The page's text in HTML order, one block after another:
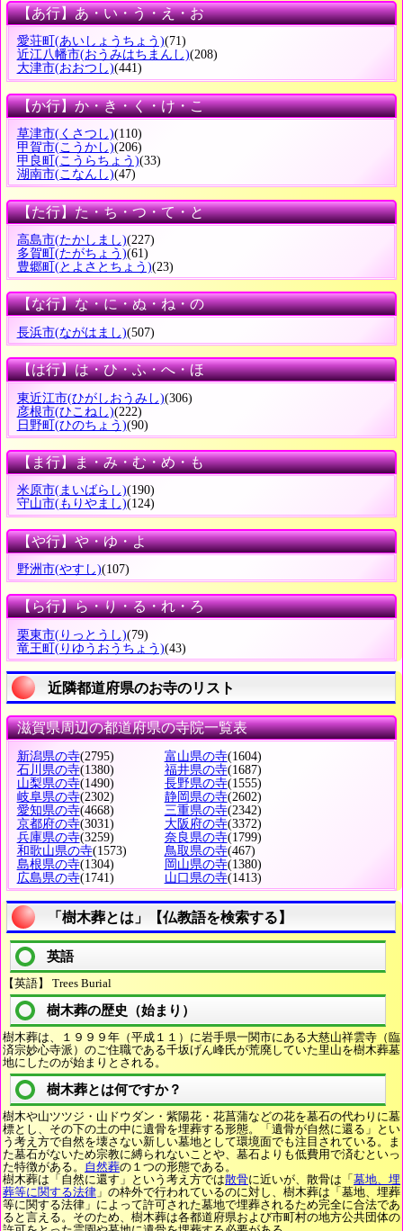
【あ行】あ・い・う・え・お
愛荘町 (あいしょうちょう)(71)
近江八幡市(おうみはちまんし)(208)
大津市(おおつし)(441)
【か行】か・き・く・け・こ
草津市(くさつし)(110)
甲賀市(こうかし)(206)
甲良町 (こうらちょう)(33)
湖南市(こなんし)(47)
【た行】た・ち・つ・て・と
高島市(たかしまし)(227)
多賀町 (たがちょう)(61)
豊郷町 (とよさとちょう)(23)
【な行】な・に・ぬ・ね・の
長浜市(ながはまし)(507)
【は行】は・ひ・ふ・へ・ほ
東近江市(ひがしおうみし)(306)
彦根市(ひこねし)(222)
日野町(ひのちょう)(90)
【ま行】ま・み・む・め・も
米原市(まいばらし)(190)
守山市(もりやまし)(124)
【や行】や・ゆ・よ
野洲市(やすし)(107)
【ら行】ら・り・る・れ・ろ
栗東市(りっとうし)(79)
竜王町 (りゆうおうちょう)(43)
近隣都道府県のお寺のリスト
滋賀県周辺の都道府県の寺院一覧表
新潟県の寺(2795) 富山県の寺(1604)
石川県の寺(1380) 福井県の寺(1687)
山梨県の寺(1490) 長野県の寺(1555)
岐阜県の寺(2302) 静岡県の寺(2602)
愛知県の寺(4668) 三重県の寺(2342)
京都府の寺(3031) 大阪府の寺(3372)
兵庫県の寺(3259) 奈良県の寺(1799)
和歌山県の寺(1573) 鳥取県の寺(467)
島根県の寺(1304) 岡山県の寺(1380)
広島県の寺(1741) 山口県の寺(1413)
「樹木葬とは」【仏教語を検索する】
英語
【英語】 Trees Burial
樹木葬の歴史（始まり）
樹木葬は、１９９９年（平成１１）に岩手県一関市にある大慈山祥雲寺（臨
済宗妙心寺派）のご住職である千坂げん峰氏が荒廃していた里山を樹木葬墓
地にしたのが始まりとされる。
樹木葬とは何ですか？
樹木や山ツツジ・山ドウダン・紫陽花・花菖蒲などの花を墓石の代わりに墓
標とし、その下の土の中に遺骨を埋葬する形態。「遺骨が自然に還る」とい
う考え方で自然を壊さない新しい墓地として環境面でも注目されている。ま
た墓石がないため宗教に縛られないことや、墓石よりも低費用で済むといっ
た特徴がある。 自然葬の１つの形態である。
樹木葬は「自然に還す」という考え方では散骨に近いが、散骨は「 墓地、埋
葬等に関する法律 」の枠外で行われているのに対し、樹木葬は「墓地、埋葬
等に関する法律」によって許可された墓地で埋葬されるため完全に合法であ
ると言える。そのため、樹木葬は各都道府県および市町村の地方公共団体の